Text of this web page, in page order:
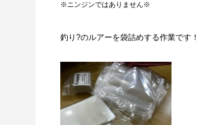
※ニンジンではありません※
釣り?のルアーを袋詰めする作業です！